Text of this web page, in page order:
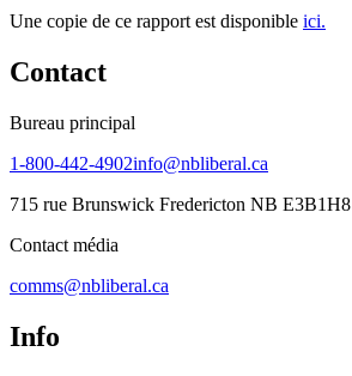
Une copie de ce rapport est disponible ici.
Contact
Bureau principal
1-800-442-4902info@nbliberal.ca
715 rue Brunswick Fredericton NB E3B1H8
Contact média
comms@nbliberal.ca
Info